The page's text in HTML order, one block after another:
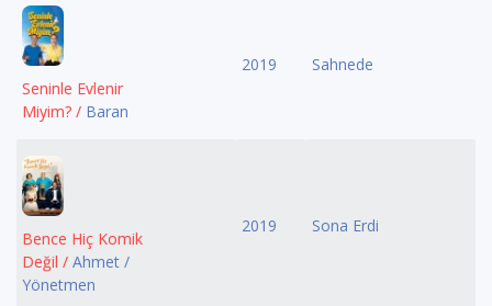
Seninle Evlenir
Miyim? / Baran
2019 Sahnede
Bence Hiç Komik
Değil / Ahmet /
Yönetmen
2019 Sona Erdi